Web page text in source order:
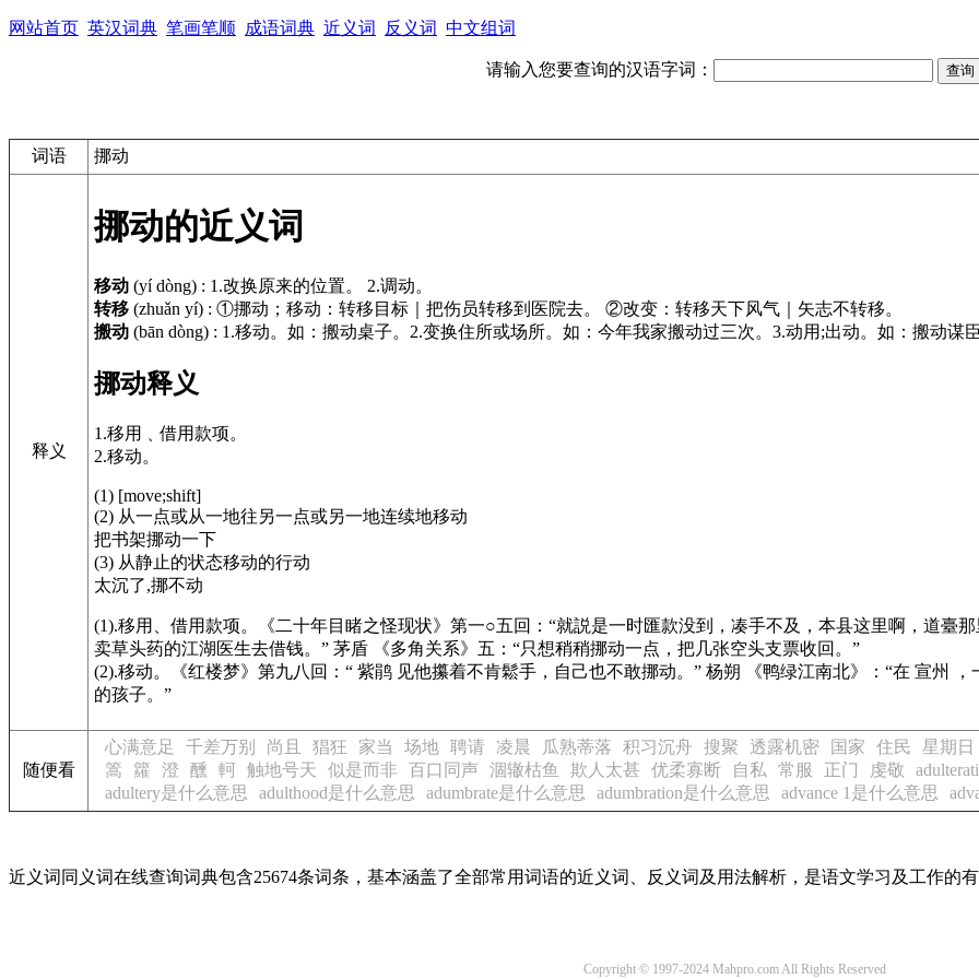
网站首页 英汉词典 笔画笔顺 成语词典 近义词 反义词 中文组词
请输入您要查询的汉语字词：
词语 挪动
释义
挪动的近义词
移动 (yí dòng) : 1.改换原来的位置。 2.调动。
转移 (zhuǎn yí) : ①挪动；移动：转移目标｜把伤员转移到医院去。 ②改变：转移天下风气｜矢志不转移。
搬动 (bān dòng) : 1.移动。如：搬动桌子。2.变换住所或场所。如：今年我家搬动过三次。3.动用;出动。如：搬动谋
挪动释义
1.移用﹑借用款项。
2.移动。
(1) [move;shift]
(2) 从一点或从一地往另一点或另一地连续地移动
把书架挪动一下
(3) 从静止的状态移动的行动
太沉了,挪不动
(1).移用、借用款项。 《二十年目睹之怪现状》 第一○五回：“就説是一时匯款没到，凑手不及，本县这里啊，道臺
卖草头药的江湖医生去借钱。” 茅盾
《多角关系》 五：“只想稍稍挪动一点，把几张空头支票收回。”
(2).移动。
《红楼梦》 第九八回：“ 紫鹃 见他攥着不肯鬆手，自己也不敢挪动。” 杨朔 《鸭绿江南北》
：“在 宣州
的孩子。”
随便看
心满意足 千差万别 尚且 猖狂 家当 场地 聘请 凌晨 瓜熟蒂落 积习沉舟 搜聚 透露机密 国家 住民
星期日
篙
籮 澄 醺 軻 触地号天 似是而非 百口同声 涸辙枯鱼 欺人太甚 优柔寡断 自私 常服 正门 虔敬
adultery是什么意思
adulthood是什么意思 adumbrate是什么意思 adumbration是什么意思 advance 1是什么意思
近义词同义词在线查询词典包含25674条词条，基本涵盖了全部常用词语的近义词、反义词及用法解析，是语文学习及工作的
Copyright © 1997-2024 Mahpro.com All Rights Reserved